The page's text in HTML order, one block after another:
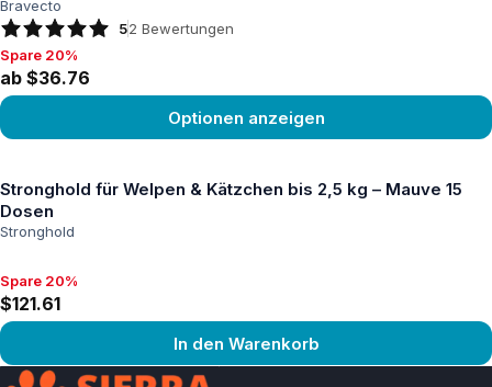
Bravecto
52 Bewertungen
Spare 20%, ab $36.76
Spare 20%
ab $36.76
Optionen anzeigen
Stronghold für Welpen & Kätzchen bis 2,5 kg – Mauve 15
Dosen
Stronghold
Spare 20%, $121.61
Spare 20%
$121.61
In den Warenkorb
Produkt ansehen